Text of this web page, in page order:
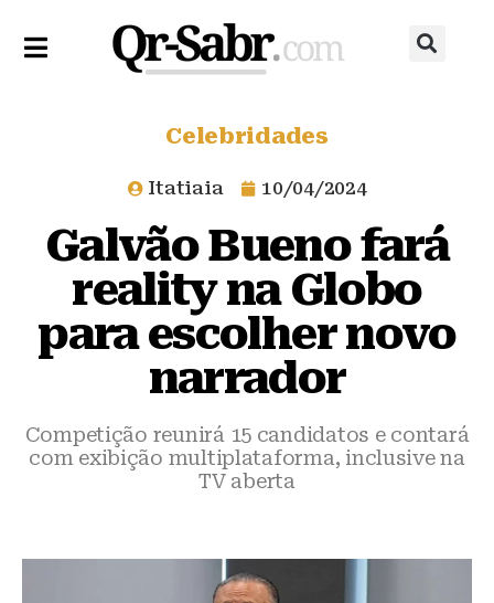
Celebridades
Itatiaia 10/04/2024
Galvão Bueno fará
reality na Globo
para escolher novo
narrador
Competição reunirá 15 candidatos e contará
com exibição multiplataforma, inclusive na
TV aberta